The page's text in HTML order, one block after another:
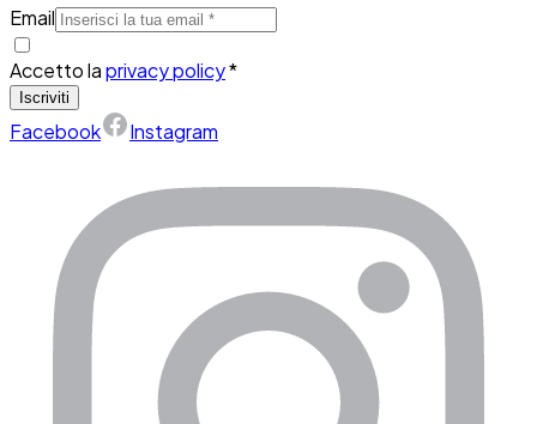
Email
Accetto laprivacy policy*
Iscriviti
Facebook Instagram